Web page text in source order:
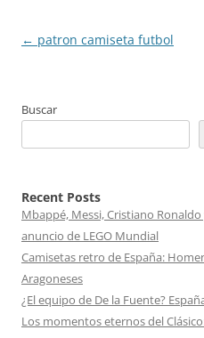
Navegación
← patron camiseta futbol
Buscar
Recent Posts
Mbappé, Messi, Cristiano
anuncio de LEGO Mundial
Camisetas retro de España:
Aragoneses
¿El equipo de De la Fuente?
Los momentos eternos del